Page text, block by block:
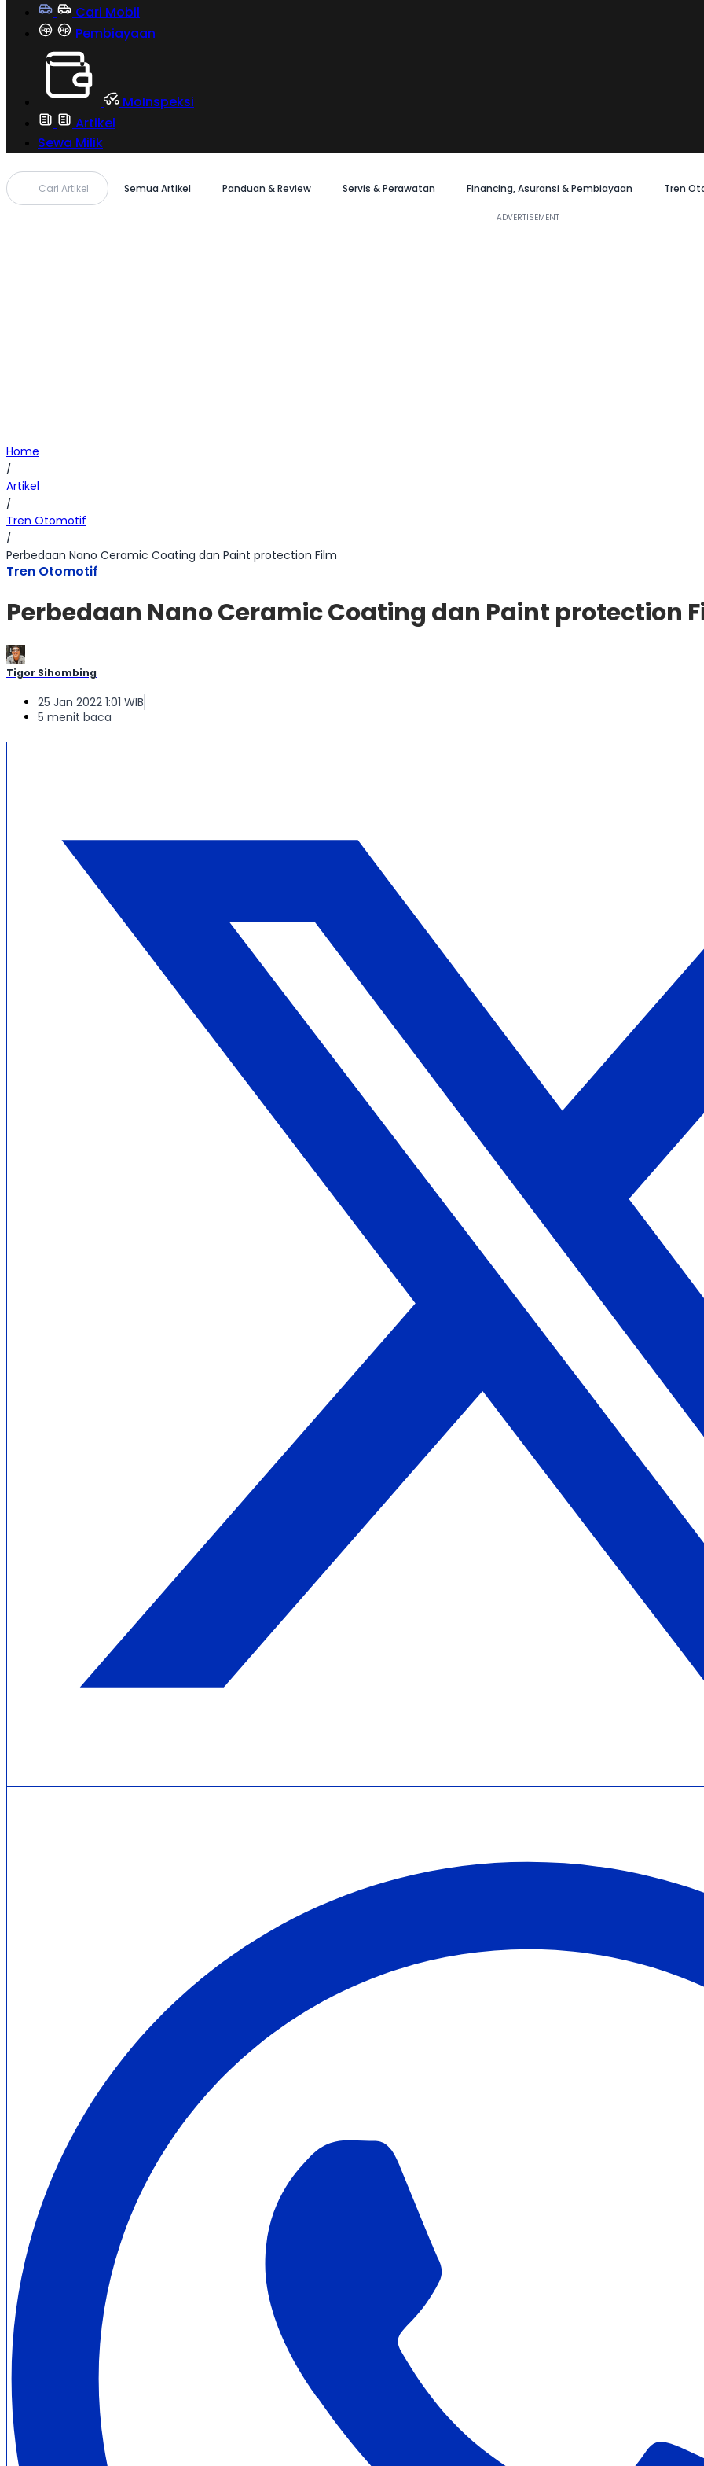
Cari Mobil
Pembiayaan
MoInspeksi
Artikel
Sewa Milik
Cari Artikel Semua Artikel Panduan & Review Servis & Perawatan Financing, Asuransi & Pembiayaan Tren
Home
/
Artikel
/
Tren Otomotif
/
Perbedaan Nano Ceramic Coating dan Paint protection Film
Tren Otomotif
Perbedaan Nano Ceramic Coating dan Paint protection
Tigor Sihombing
25 Jan 2022 1:01 WIB
5 menit baca